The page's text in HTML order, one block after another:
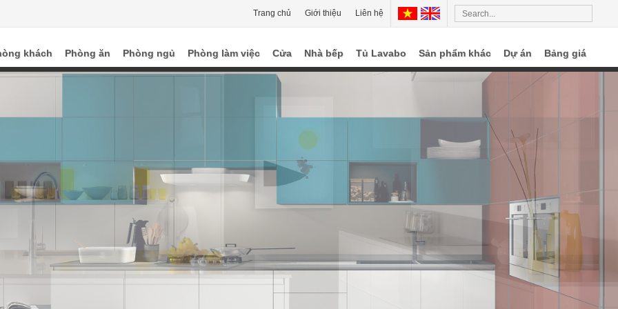
Trang chủ Giới thiệu Liên hệ
khách Phòng ăn Phòng ngủ Phòng làm việc Cửa Nhà bếp Tủ Lavabo Sản phẩm khác Dự án Bảng giá